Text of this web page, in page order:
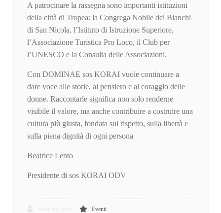
A patrocinare la rassegna sono importanti istituzioni
della città di Tropea: la Congrega Nobile dei Bianchi
di San Nicola, l’Istituto di Istruzione Superiore,
l’Associazione Turistica Pro Loco, il Club per
l’UNESCO e la Consulta delle Associazioni.
Con DOMINAE sos KORAI vuole continuare a
dare voce alle storie, al pensiero e al coraggio delle
donne. Raccontarle significa non solo renderne
visibile il valore, ma anche contribuire a costruire una
cultura più giusta, fondata sul rispetto, sulla libertà e
sulla piena dignità di ogni persona
Beatrice Lento
Presidente di sos KORAI ODV
Eventi